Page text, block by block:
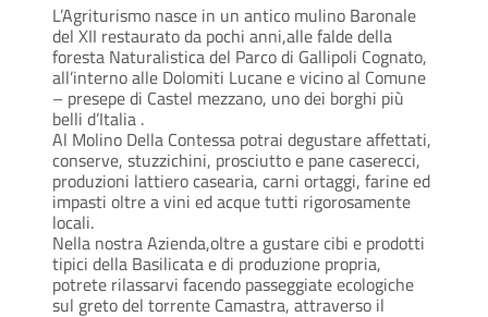
L’Agriturismo nasce in un antico mulino Baronale
del XII restaurato da pochi anni,alle falde della
foresta Naturalistica del Parco di Gallipoli Cognato,
all’interno alle Dolomiti Lucane e vicino al Comune
– presepe di Castel mezzano, uno dei borghi più
belli d’Italia .
Al Molino Della Contessa potrai degustare affettati,
conserve, stuzzichini, prosciutto e pane caserecci,
produzioni lattiero casearia, carni ortaggi, farine ed
impasti oltre a vini ed acque tutti rigorosamente
locali.
Nella nostra Azienda,oltre a gustare cibi e prodotti
tipici della Basilicata e di produzione propria,
potrete rilassarvi facendo passeggiate ecologiche
sul greto del torrente Camastra, attraverso il